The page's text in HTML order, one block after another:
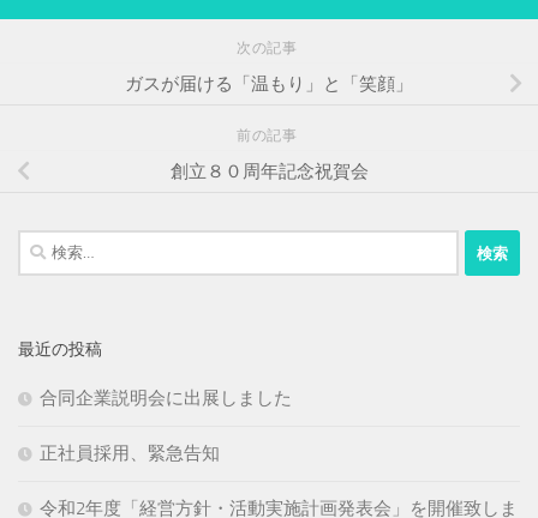
次の記事
ガスが届ける「温もり」と「笑顔」
前の記事
創立８０周年記念祝賀会
検
索:
最近の投稿
合同企業説明会に出展しました
正社員採用、緊急告知
令和2年度「経営方針・活動実施計画発表会」を開催致しま